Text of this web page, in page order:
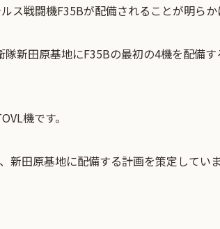
ス戦闘機F35Bが配備されることが明ら
新田原基地にF35Bの最初の4機を配備
機です。
新田原基地に配備する計画を策定してい